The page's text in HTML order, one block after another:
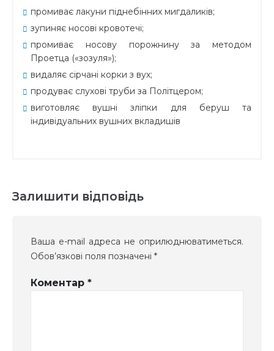
промиває лакуни піднебінних мигдаликів;
зупиняє носові кровотечі;
промиває носову порожнину за методом
Проетца («зозуля»);
видаляє сірчані корки з вух;
продуває слухові труби за Політцером;
виготовляє вушні зліпки для беруш та
індивідуальних вушних вкладишів
Залишити відповідь
Ваша e-mail адреса не оприлюднюватиметься.
Обов’язкові поля позначені *
Коментар *